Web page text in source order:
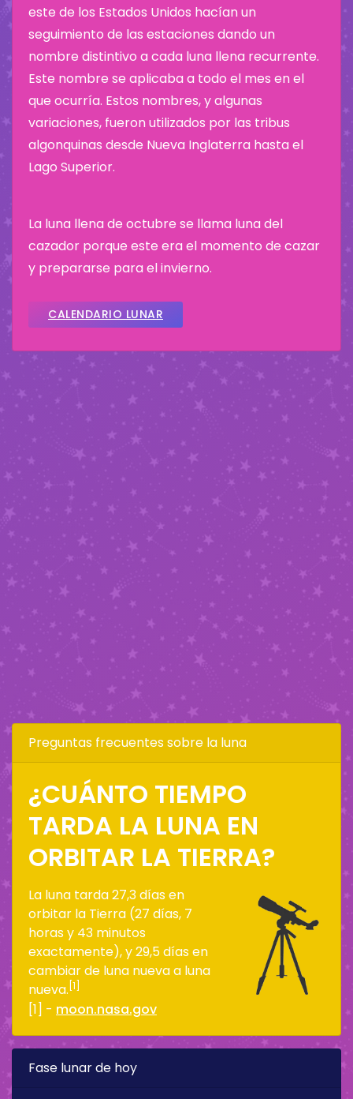
este de los Estados Unidos hacían un
seguimiento de las estaciones dando un
nombre distintivo a cada luna llena recurrente.
Este nombre se aplicaba a todo el mes en el
que ocurría. Estos nombres, y algunas
variaciones, fueron utilizados por las tribus
algonquinas desde Nueva Inglaterra hasta el
Lago Superior.
La luna llena de octubre se llama luna del
cazador porque este era el momento de cazar
y prepararse para el invierno.
CALENDARIO LUNAR
Preguntas frecuentes sobre la luna
¿CUÁNTO TIEMPO
TARDA LA LUNA EN
ORBITAR LA TIERRA?
La luna tarda 27,3 días en
orbitar la Tierra (27 días, 7
horas y 43 minutos
exactamente), y 29,5 días en
cambiar de luna nueva a luna
nueva. [1]
[1] - moon.nasa.gov
Fase lunar de hoy